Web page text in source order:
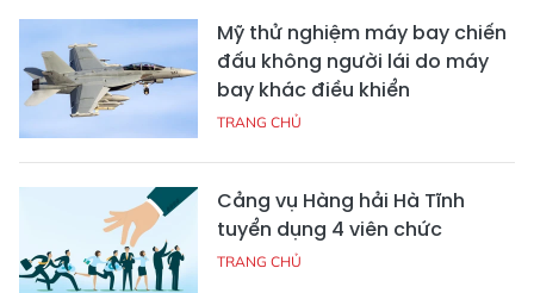
Mỹ thử nghiệm máy bay chiến
đấu không người lái do máy
bay khác điều khiển
TRANG CHỦ
Cảng vụ Hàng hải Hà Tĩnh
tuyển dụng 4 viên chức
TRANG CHỦ